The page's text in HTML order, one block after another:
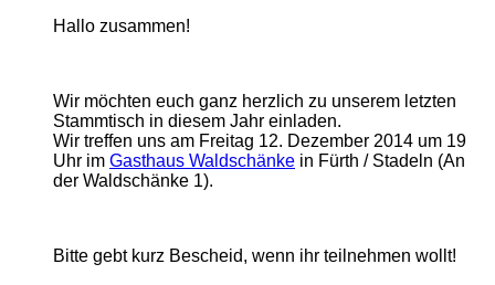
Hallo zusammen!
Wir möchten euch ganz herzlich zu unserem letzten
Stammtisch in diesem Jahr einladen.
Wir treffen uns am Freitag 12. Dezember 2014 um 19
Uhr im Gasthaus Waldschänke in Fürth / Stadeln (An
der Waldschänke 1).
Bitte gebt kurz Bescheid, wenn ihr teilnehmen wollt!